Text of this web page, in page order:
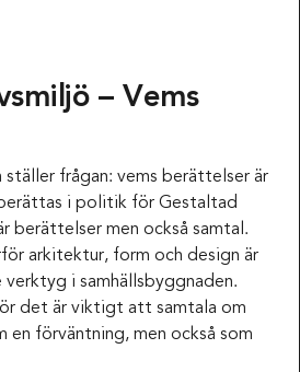
– Vems
ställer frågan: vems berättelser är
i politik för Gestaltad
berättelser men också samtal.
arkitektur, form och design är
i samhällsbyggnaden.
det är viktigt att samtala om
en förväntning, men också som